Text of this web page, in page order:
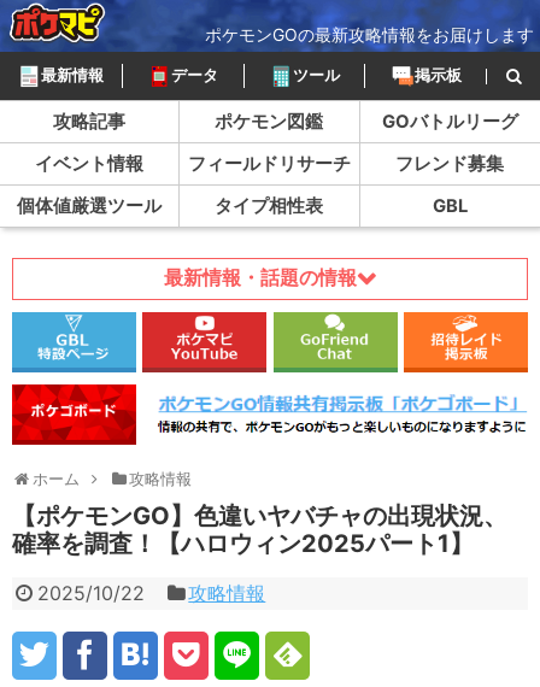
ポケモンGOの最新攻略情報をお届けします
最新情報 データ ツール 掲示板
攻略記事 ポケモン図鑑
GOバトルリーグ
イベント情報
フィールドリサーチ
フレンド募集
個体値厳選ツール
タイプ相性表 GBL
最新情報・話題の情報
ホーム 攻略情報
【ポケモンGO】色違いヤバチャの出現状況、
確率を調査！【ハロウィン2025パート1】
2025/10/22 攻略情報